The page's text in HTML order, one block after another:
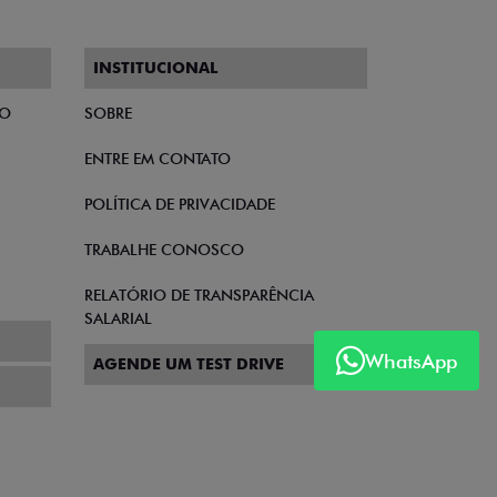
WhatsApp
INSTITUCIONAL
SOBRE
ENTRE EM CONTATO
POLÍTICA DE PRIVACIDADE
TRABALHE CONOSCO
RELATÓRIO DE TRANSPARÊNCIA
SALARIAL
AGENDE UM TEST DRIVE